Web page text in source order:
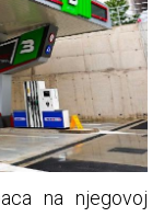
na njegovoj